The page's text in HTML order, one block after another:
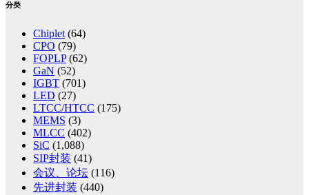
分类
Chiplet (64)
CPO (79)
FOPLP(62)
GaN (52)
IGBT (701)
LED (27)
LTCC/HTCC (175)
MEMS (3)
MLCC (402)
SiC (1,088)
SIP封装 (41)
会议、论坛 (116)
先进封装 (440)